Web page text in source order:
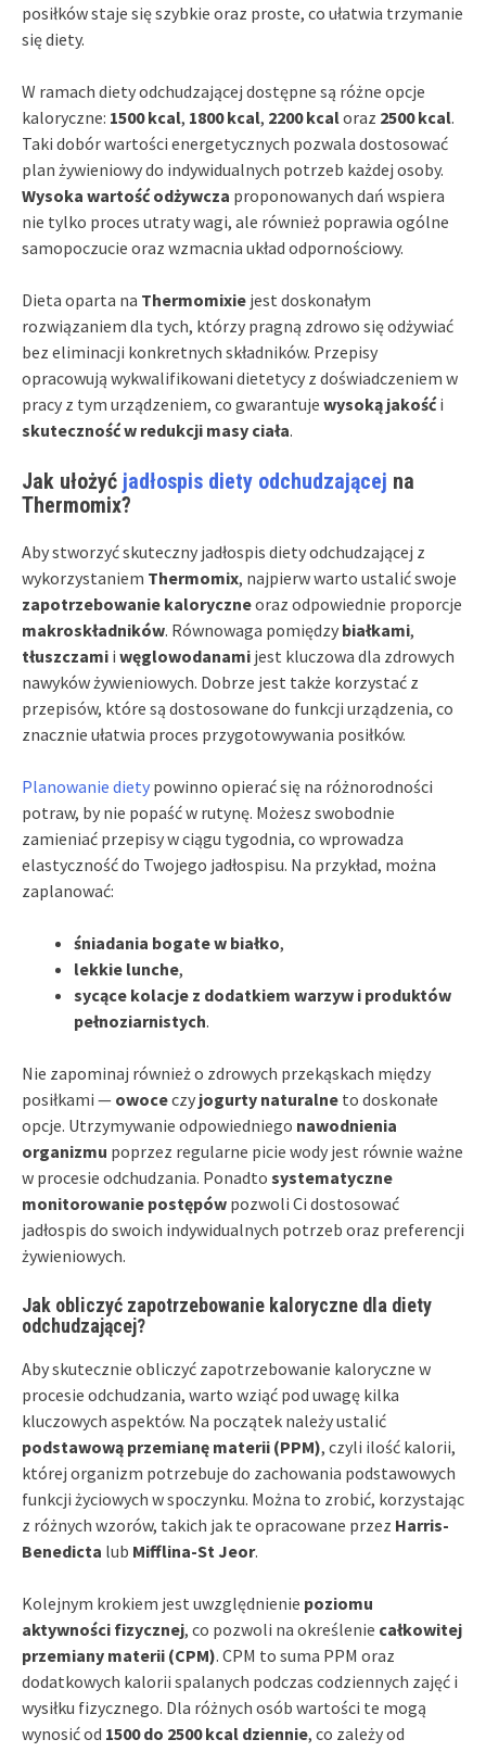
posiłków staje się szybkie oraz proste, co ułatwia trzymanie
się diety.
W ramach diety odchudzającej dostępne są różne opcje
kaloryczne: 1500 kcal, 1800 kcal, 2200 kcaloraz 2500 kcal.
Taki dobór wartości energetycznych pozwala dostosować
plan żywieniowy do indywidualnych potrzeb każdej osoby.
Wysoka wartość odżywcza proponowanych dań wspiera
nie tylko proces utraty wagi, ale również poprawia ogólne
samopoczucie oraz wzmacnia układ odpornościowy.
Dieta oparta na Thermomixie jest doskonałym
rozwiązaniem dla tych, którzy pragną zdrowo się odżywiać
bez eliminacji konkretnych składników. Przepisy
opracowują wykwalifikowani dietetycy z doświadczeniem w
pracy z tym urządzeniem, co gwarantuje wysoką jakośći
skuteczność w redukcji masy ciała.
Jak ułożyć jadłospis diety odchudzającej na
Thermomix?
Aby stworzyć skuteczny jadłospis diety odchudzającej z
wykorzystaniem Thermomix, najpierw warto ustalić swoje
zapotrzebowanie kaloryczneoraz odpowiednie proporcje
makroskładników. Równowaga pomiędzy białkami,
tłuszczami i węglowodanami jest kluczowa dla zdrowych
nawyków żywieniowych. Dobrze jest także korzystać z
przepisów, które są dostosowane do funkcji urządzenia, co
znacznie ułatwia proces przygotowywania posiłków.
Planowanie diety powinno opierać się na różnorodności
potraw, by nie popaść w rutynę. Możesz swobodnie
zamieniać przepisy w ciągu tygodnia, co wprowadza
elastyczność do Twojego jadłospisu. Na przykład, można
zaplanować:
śniadania bogate w białko,
lekkie lunche,
sycące kolacje z dodatkiem warzyw i produktów
pełnoziarnistych.
Nie zapominaj również o zdrowych przekąskach między
posiłkami — owoceczy jogurty naturalne to doskonałe
opcje. Utrzymywanie odpowiedniego nawodnienia
organizmu poprzez regularne picie wody jest równie ważne
w procesie odchudzania. Ponadto systematyczne
monitorowanie postępów pozwoli Ci dostosować
jadłospis do swoich indywidualnych potrzeb oraz preferencji
żywieniowych.
Jak obliczyć zapotrzebowanie kaloryczne dla diety
odchudzającej?
Aby skutecznie obliczyć zapotrzebowanie kaloryczne w
procesie odchudzania, warto wziąć pod uwagę kilka
kluczowych aspektów. Na początek należy ustalić
podstawową przemianę materii (PPM), czyli ilość kalorii,
której organizm potrzebuje do zachowania podstawowych
funkcji życiowych w spoczynku. Można to zrobić, korzystając
z różnych wzorów, takich jak te opracowane przez Harris-
Benedicta lub Mifflina-St Jeor.
Kolejnym krokiem jest uwzględnienie poziomu
aktywności fizycznej, co pozwoli na określenie całkowitej
przemiany materii (CPM). CPM to suma PPM oraz
dodatkowych kalorii spalanych podczas codziennych zajęć i
wysiłku fizycznego. Dla różnych osób wartości te mogą
wynosić od 1500 do 2500 kcal dziennie, co zależy od